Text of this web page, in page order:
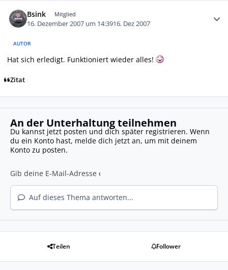
Bsink Mitglied
16. Dezember 2007 um 14:3916. Dez 2007
AUTOR
Hat sich erledigt. Funktioniert wieder alles!
Zitat
An der Unterhaltung teilnehmen
Du kannst jetzt posten und dich später registrieren. Wenn
du ein Konto hast, melde dich jetzt an, um mit deinem
Konto zu posten.
Auf dieses Thema antworten...
Teilen Follower